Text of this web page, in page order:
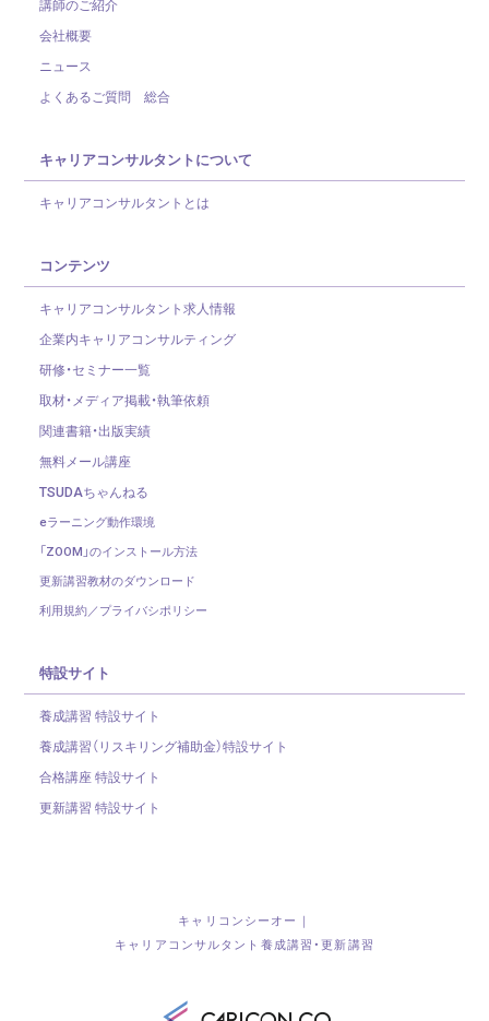
会社概要
ニュース
よくあるご質問 総合
キャリアコンサルタントについて
キャリアコンサルタントとは
コンテンツ
キャリアコンサルタント求人情報
企業内キャリアコンサルティング
研修・セミナー一覧
取材・メディア掲載・執筆依頼
関連書籍・出版実績
無料メール講座
TSUDAちゃんねる
eラーニング動作環境
「ZOOM」のインストール方法
更新講習教材のダウンロード
利用規約／プライバシポリシー
特設サイト
養成講習 特設サイト
養成講習（リスキリング補助金）特設サイト
合格講座 特設サイト
更新講習 特設サイト
キャリコンシーオー｜
キャリアコンサルタント養成講習・更新講習